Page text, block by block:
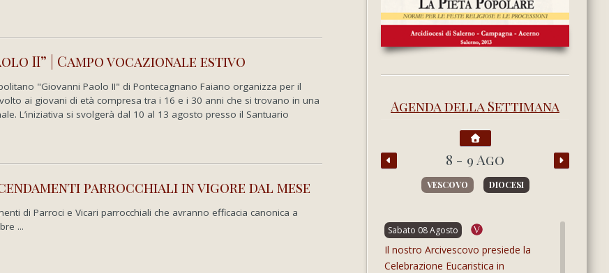
II” | Campo vocazionale estivo
"Giovanni Paolo II" di Pontecagnano Faiano organizza per il
ai giovani di età compresa tra i 16 e i 30 anni che si trovano in una
L’iniziativa si svolgerà dal 10 al 13 agosto presso il Santuario
parrocchiali in vigore dal mese
di Parroci e Vicari parrocchiali che avranno efficacia canonica a
...
Agenda della Settimana
8 - 9 Ago
VESCOVO DIOCESI
Sabato 08 Agosto
Il nostro Arcivescovo presiede la
Celebrazione Eucaristica in